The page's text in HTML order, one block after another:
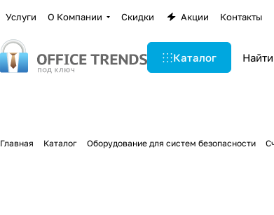
Услуги О Компании Скидки Акции Контакты
Каталог
Главная Каталог Оборудование для систем безопасности